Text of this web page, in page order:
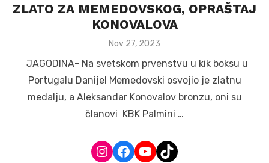
ZLATO ZA MEMEDOVSKOG, OPRAŠTAJ
KONOVALOVA
Posted
Nov 27, 2023
JAGODINA- Na svetskom prvenstvu u kik boksu u
Portugalu Danijel Memedovski osvojio je zlatnu
medalju, a Aleksandar Konovalov bronzu, oni su
članovi KBK Palmini …
Instagram
Facebook
YouTube
TikTok